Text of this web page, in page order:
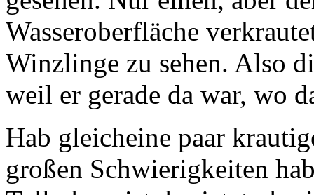
Wasseroberfläche
Winzlinge zu sehen. Also
weil er gerade da war, wo
Hab gleicheine paar
großen Schwierigkeiten